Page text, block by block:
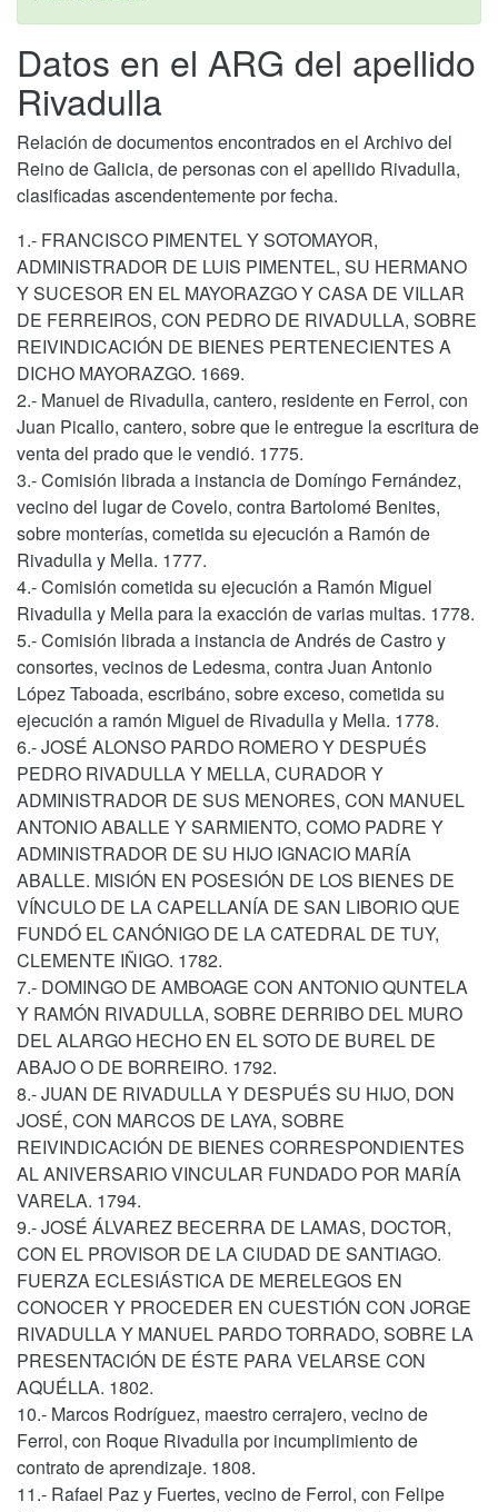
Datos en el ARG del apellido
Rivadulla
Relación de documentos encontrados en el Archivo del
Reino de Galicia, de personas con el apellido Rivadulla,
clasificadas ascendentemente por fecha.
1.- FRANCISCO PIMENTEL Y SOTOMAYOR,
ADMINISTRADOR DE LUIS PIMENTEL, SU HERMANO
Y SUCESOR EN EL MAYORAZGO Y CASA DE VILLAR
DE FERREIROS, CON PEDRO DE RIVADULLA, SOBRE
REIVINDICACIÓN DE BIENES PERTENECIENTES A
DICHO MAYORAZGO. 1669.
2.- Manuel de Rivadulla, cantero, residente en Ferrol, con
Juan Picallo, cantero, sobre que le entregue la escritura de
venta del prado que le vendió. 1775.
3.- Comisión librada a instancia de Domíngo Fernández,
vecino del lugar de Covelo, contra Bartolomé Benites,
sobre monterías, cometida su ejecución a Ramón de
Rivadulla y Mella. 1777.
4.- Comisión cometida su ejecución a Ramón Miguel
Rivadulla y Mella para la exacción de varias multas. 1778.
5.- Comisión librada a instancia de Andrés de Castro y
consortes, vecinos de Ledesma, contra Juan Antonio
López Taboada, escribáno, sobre exceso, cometida su
ejecución a ramón Miguel de Rivadulla y Mella. 1778.
6.- JOSÉ ALONSO PARDO ROMERO Y DESPUÉS
PEDRO RIVADULLA Y MELLA, CURADOR Y
ADMINISTRADOR DE SUS MENORES, CON MANUEL
ANTONIO ABALLE Y SARMIENTO, COMO PADRE Y
ADMINISTRADOR DE SU HIJO IGNACIO MARÍA
ABALLE. MISIÓN EN POSESIÓN DE LOS BIENES DE
VÍNCULO DE LA CAPELLANÍA DE SAN LIBORIO QUE
FUNDÓ EL CANÓNIGO DE LA CATEDRAL DE TUY,
CLEMENTE IÑIGO. 1782.
7.- DOMINGO DE AMBOAGE CON ANTONIO QUNTELA
Y RAMÓN RIVADULLA, SOBRE DERRIBO DEL MURO
DEL ALARGO HECHO EN EL SOTO DE BUREL DE
ABAJO O DE BORREIRO. 1792.
8.- JUAN DE RIVADULLA Y DESPUÉS SU HIJO, DON
JOSÉ, CON MARCOS DE LAYA, SOBRE
REIVINDICACIÓN DE BIENES CORRESPONDIENTES
AL ANIVERSARIO VINCULAR FUNDADO POR MARÍA
VARELA. 1794.
9.- JOSÉ ÁLVAREZ BECERRA DE LAMAS, DOCTOR,
CON EL PROVISOR DE LA CIUDAD DE SANTIAGO.
FUERZA ECLESIÁSTICA DE MERELEGOS EN
CONOCER Y PROCEDER EN CUESTIÓN CON JORGE
RIVADULLA Y MANUEL PARDO TORRADO, SOBRE LA
PRESENTACIÓN DE ÉSTE PARA VELARSE CON
AQUÉLLA. 1802.
10.- Marcos Rodríguez, maestro cerrajero, vecino de
Ferrol, con Roque Rivadulla por incumplimiento de
contrato de aprendizaje. 1808.
11.- Rafael Paz y Fuertes, vecino de Ferrol, con Felipe